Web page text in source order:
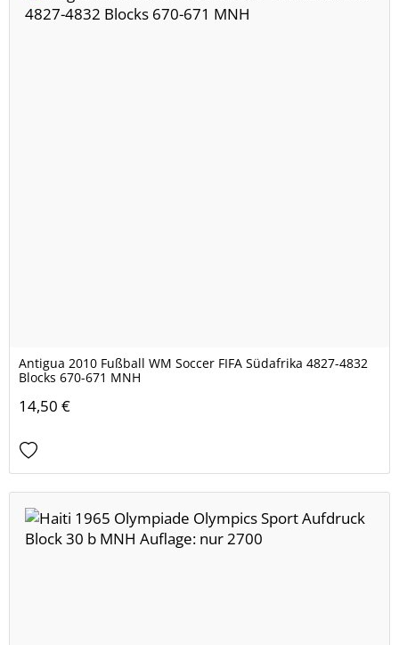
Antigua 2010 Fußball WM Soccer FIFA Südafrika 4827-4832
Blocks 670-671 MNH
14,50 €